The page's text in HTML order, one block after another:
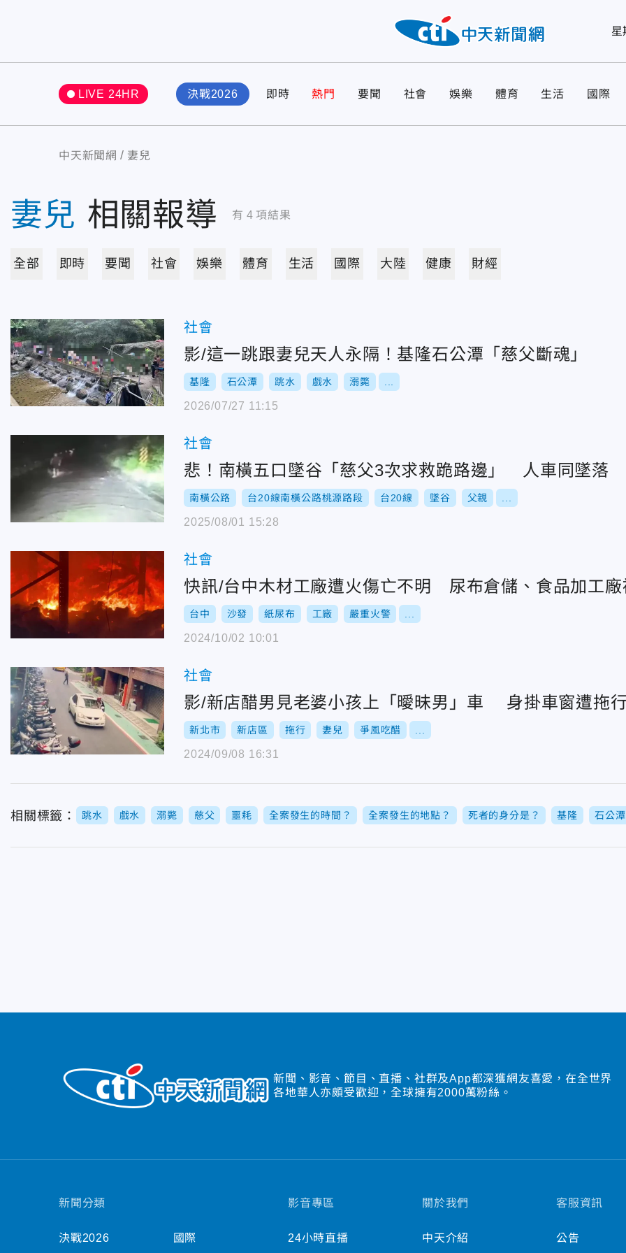
星
LIVE 24HR 決戰2026 即時 熱門 要聞 社會 娛樂 體育 生活 國際
中天新聞網 妻兒
妻兒 相關報導 有 4 項結果
全部 即時 要聞 社會 娛樂 體育 生活 國際 大陸 健康 財經
社會
影/這一跳跟妻兒天人永隔！基隆石公潭「慈父斷魂」
基隆 石公潭 跳水 戲水 溺斃
2026/07/27 11:15
社會
悲！南橫五口墜谷「慈父3次求救跪路邊」 人車同墜落
南橫公路 台20線南橫公路桃源路段 台20線 墜谷 父親
2025/08/01 15:28
社會
快訊/台中木材工廠遭火傷亡不明 尿布倉儲、食品加工廠
台中 沙發 紙尿布 工廠 嚴重火警
2024/10/02 10:01
社會
影/新店醋男見老婆小孩上「曖昧男」車 身掛車窗遭拖
新北市 新店區 拖行 妻兒 爭風吃醋
2024/09/08 16:31
相關標籤： 跳水 戲水 溺斃 慈父 噩耗 全案發生的時間？ 全案發生的地點？ 死者的身分是？ 基隆 石公潭
新聞、影音、節目、直播、社群及App都深獲網友喜愛，在全世界
各地華人亦頗受歡迎，全球擁有2000萬粉絲。
新聞分類
決戰2026 國際
影音專區
24小時直播
關於我們
中天介紹
客服資訊
公告